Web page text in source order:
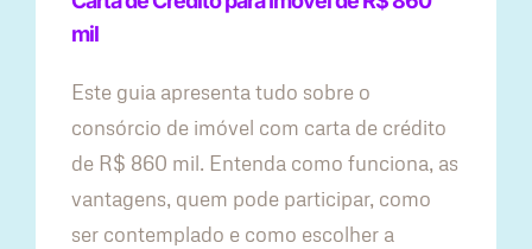
mil
Este guia apresenta tudo sobre o
consórcio de imóvel com carta de crédito
de R$ 860 mil. Entenda como funciona, as
vantagens, quem pode participar, como
ser contemplado e como escolher a